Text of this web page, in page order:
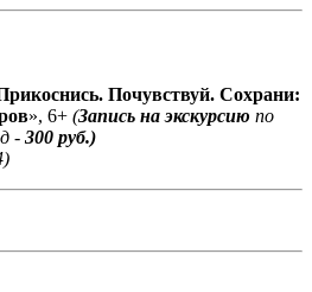
Почувствуй. Сохрани:
», 6+ (Запись на экскурсию по
- 300 руб.)